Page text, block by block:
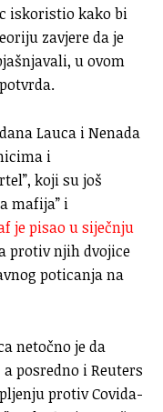
iskoristio kako bi
zavjere da je
u ovom
Lauca i Nenada
i
koji su još
mafija” i
je pisao u siječnju
protiv njih dvojice
poticanja na
netočno je da
posredno i Reuters
protiv Covida-